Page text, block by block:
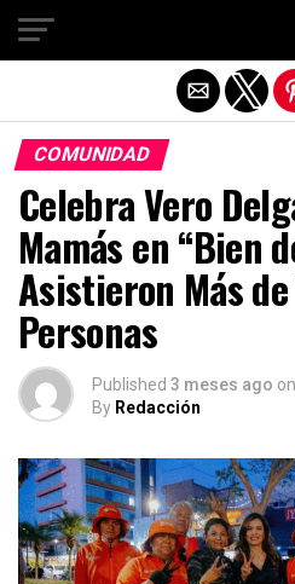
COMUNIDAD
Celebra Vero
Mamás en “Bien
Asistieron Más
Personas
Published 3 meses ago on
By Redacción